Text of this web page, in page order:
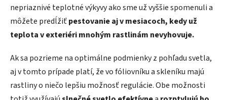
nepriaznivé teplotné výkyvy ako sme už vyššie spomenuli a
môžete predĺžiťpestovanie aj v mesiacoch, kedy už
teplota v exteriéri mnohým rastlinám nevyhovuje.
Ak sa pozrieme na optimálne podmienky z pohľadu svetla,
aj v tomto prípade platí, že vo fóliovníku a skleníku majú
rastliny o niečo lepšiu možnosť regulácie. Obe možnosti